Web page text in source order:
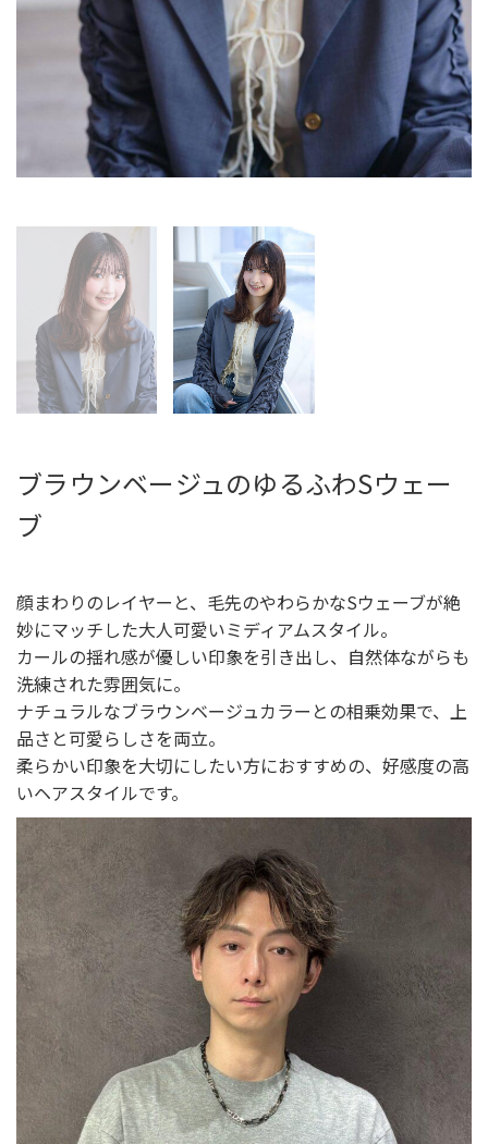
ブラウンベージュのゆるふわSウェー
ブ
顔まわりのレイヤーと、毛先のやわらかなSウェーブが絶
妙にマッチした大人可愛いミディアムスタイル。
カールの揺れ感が優しい印象を引き出し、自然体ながらも
洗練された雰囲気に。
ナチュラルなブラウンベージュカラーとの相乗効果で、上
品さと可愛らしさを両立。
柔らかい印象を大切にしたい方におすすめの、好感度の高
いヘアスタイルです。